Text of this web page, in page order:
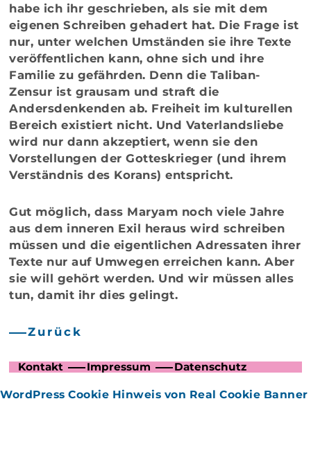
habe ich ihr geschrieben, als sie mit dem
eigenen Schreiben gehadert hat. Die Frage ist
nur, unter welchen Umständen sie ihre Texte
veröffentlichen kann, ohne sich und ihre
Familie zu gefährden. Denn die Taliban-
Zensur ist grausam und straft die
Andersdenkenden ab. Freiheit im kulturellen
Bereich existiert nicht. Und Vaterlandsliebe
wird nur dann akzeptiert, wenn sie den
Vorstellungen der Gotteskrieger (und ihrem
Verständnis des Korans) entspricht.
Gut möglich, dass Maryam noch viele Jahre
aus dem inneren Exil heraus wird schreiben
müssen und die eigentlichen Adressaten ihrer
Texte nur auf Umwegen erreichen kann. Aber
sie will gehört werden. Und wir müssen alles
tun, damit ihr dies gelingt.
Zurück
Kontakt Impressum Datenschutz
WordPress Cookie Hinweis von Real Cookie Banner